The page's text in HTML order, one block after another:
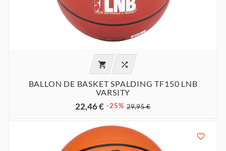
 
BALLON DE BASKET SPALDING TF150 LNB
VARSITY
22,46 € -25% 29,95 €
